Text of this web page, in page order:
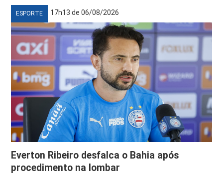
ESPORTE 17h13 de 06/08/2026
Everton Ribeiro desfalca o Bahia após
procedimento na lombar